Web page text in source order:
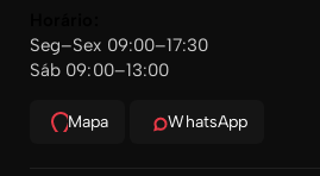
Seg–Sex 09:00–17:30
Sáb 09:00–13:00
Mapa WhatsApp